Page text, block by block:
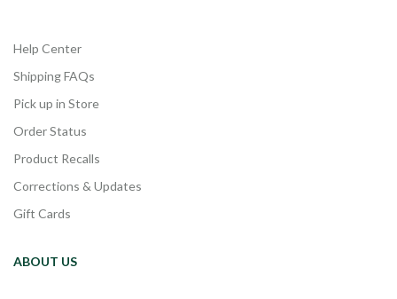
Help Center
Shipping FAQs
Pick up in Store
Order Status
Product Recalls
Corrections & Updates
Gift Cards
ABOUT US